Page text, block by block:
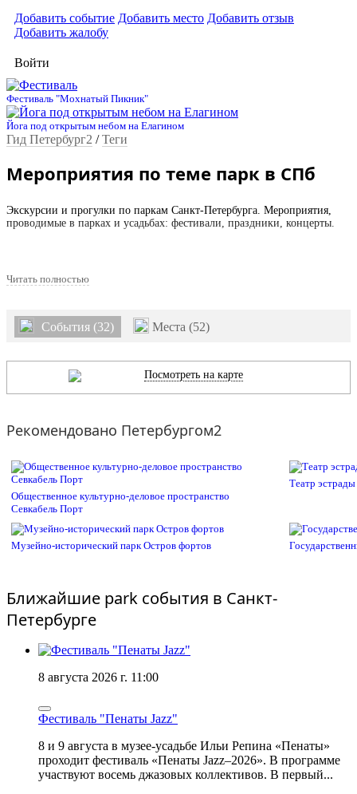
Добавить событие Добавить место Добавить отзыв
Добавить жалобу
Войти
Фестиваль "Мохнатый Пикник"
Йога под открытым небом на Елагином
Гид Петербург2 /Теги
Мероприятия по теме парк в СПб
Экскурсии и прогулки по паркам Санкт-Петербурга. Мероприятия,
проводимые в парках и усадьбах: фестивали, праздники, концерты.
Читать полностью
События (32) Места (52)
Посмотреть на карте
Рекомендовано Петербургом2
Общественное культурно-деловое пространство
Севкабель Порт
Театр
Музейно-исторический парк Остров фортов
Ближайшие park события в Санкт-
Петербурге
8 августа 2026 г. 11:00
Фестиваль "Пенаты Jazz"
8 и 9 августа в музее-усадьбе Ильи Репина «Пенаты»
проходит фестиваль «Пенаты Jazz–2026». В программе
участвуют восемь джазовых коллективов. В первый...